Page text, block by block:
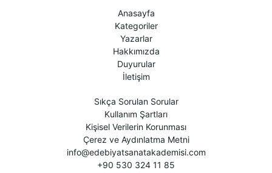
Anasayfa
Kategoriler
Yazarlar
Hakkımızda
Duyurular
İletişim
Sıkça Sorulan Sorular
Kullanım Şartları
Kişisel Verilerin Korunması
Çerez ve Aydınlatma Metni
info@edebiyatsanatakademisi.com
+90 530 324 11 85